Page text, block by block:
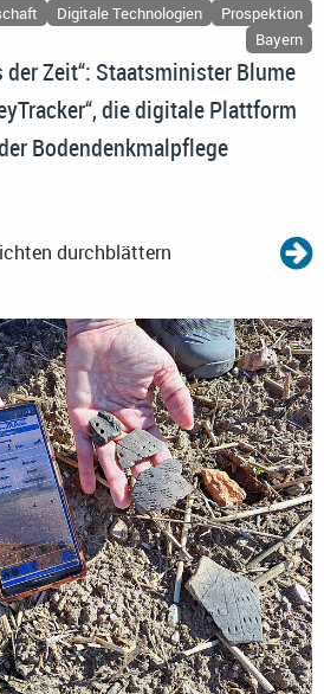
Digitale Technologien
Prospektion
Bayern
der Zeit“: Staatsminister Blume
die digitale Plattform
Bodendenkmalpflege
durchblättern